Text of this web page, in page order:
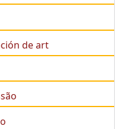
de art